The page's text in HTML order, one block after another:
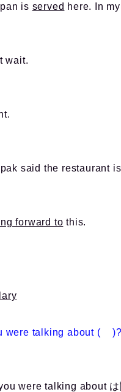
is served here. In
wait.
said the restaurant
forward to this.
were talking about ( )?
were talking about